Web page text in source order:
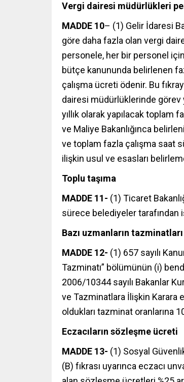
Vergi dairesi müdürlükleri
MADDE 10– (1) Gelir İdaresi
göre daha fazla olan vergi
personele, her bir personel
bütçe kanununda belirlenen
çalışma ücreti ödenir. Bu
dairesi müdürlüklerinde görev
yıllık olarak yapılacak toplam
ve Maliye Bakanlığınca
ve toplam fazla çalışma saat
ilişkin usul ve esasları
Toplu taşıma
MADDE 11- (1) Ticaret
sürece belediyeler tarafından
Bazı uzmanların tazminatları
MADDE 12- (1) 657 sayılı
Tazminatı” bölümünün (i)
2006/10344 sayılı Bakanlar
ve Tazminatlara İlişkin Karara
oldukları tazminat oranlarına
Eczacıların sözleşme ücreti
MADDE 13- (1) Sosyal
(B) fıkrası uyarınca eczacı